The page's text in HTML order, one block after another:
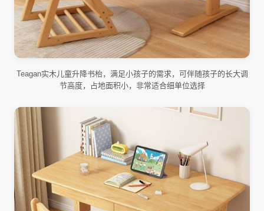
Teagan实木儿童升降书枱，满足小孩子的需求，可伴随孩子的长大调
节高度，占地面积小，非常适合细单位选择